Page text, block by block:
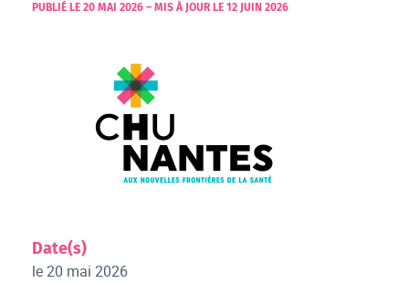
PUBLIÉ LE 20 MAI 2026 – MIS À JOUR LE 12 JUIN 2026
Date(s)
le 20 mai 2026